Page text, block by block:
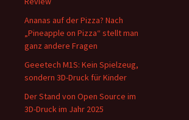
Ananas auf der Pizza? Nach
„Pineapple on Pizza“ stellt man
ganz andere Fragen
Geeetech M1S: Kein Spielzeug,
sondern 3D-Druck für Kinder
Der Stand von Open Source im
3D-Druck im Jahr 2025